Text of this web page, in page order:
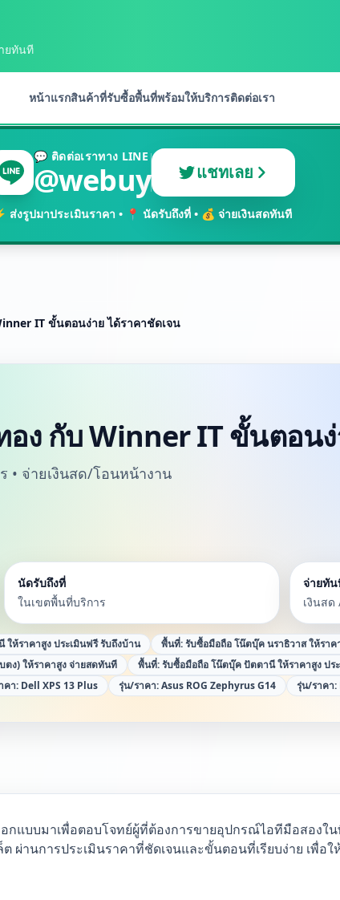
ยทันที
หน้าแรกสินค้าที่รับซื้อพื้นที่พร้อมให้บริการติดต่อเรา
💬 ติดต่อเราทาง LINE
@webuy แชทเลย
ส่งรูปมาประเมินราคา • 📍 นัดรับถึงที่ • 💰 จ่ายเงินสดทันที
IT ขั้นตอนง่าย ได้ราคาชัดเจน
ง กับ Winner IT ขั้นตอนง่
• จ่ายเงินสด/โอนหน้างาน
นัดรับถึงที่
ในเขตพื้นที่บริการ
จ่ายทั
เงินส
ห้ราคาสูง ประเมินฟรี รับถึงบ้าน พื้นที่:รับซื้อมือถือ โน๊ตบุ๊ค นราธิวาส ให้ราค
ตง) ให้ราคาสูง จ่ายสดทันที พื้นที่:รับซื้อมือถือ โน๊ตบุ๊ค ปัตตานี ให้ราคาสูง ปร
คา: Dell XPS 13 Plus รุ่น/ราคา:Asus ROG Zephyrus G14 รุ่น/ราคา:
กแบบมาเพื่อตอบโจทย์ผู้ที่ต้องการขายอุปกรณ์ไอทีมือสองใ
ผ่านการประเมินราคาที่ชัดเจนและขั้นตอนที่เรียบง่าย เพื่อ